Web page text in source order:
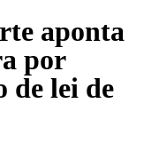
aponta
por
de lei de